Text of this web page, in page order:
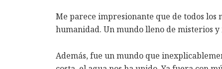
Me parece impresionante que de todos
humanidad. Un mundo lleno de misterios y
Además, fue un mundo que